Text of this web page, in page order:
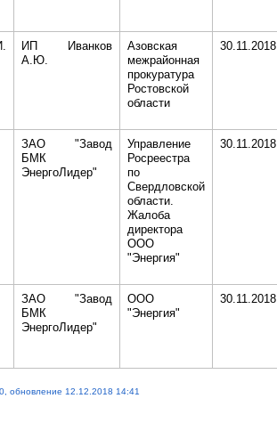
ИП Иванков
А.Ю.
Азовская
межрайонная
прокуратура
Ростовской
области
30.11.2018
ЗАО "Завод
БМК
ЭнергоЛидер"
Управление
Росреестра
по
Свердловской
области.
Жалоба
директора
ООО
"Энергия"
30.11.2018
ЗАО "Завод
БМК
ЭнергоЛидер"
ООО
"Энергия"
30.11.2018
обновление 12.12.2018 14:41